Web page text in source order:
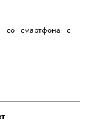
со смартфона с